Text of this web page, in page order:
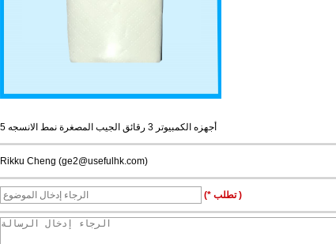
5 أجهزه الكمبيوتر 3 رقائق الجيب المصغرة نمط الانسجه
Rikku Cheng (ge2@usefulhk.com)
(* تطلب )